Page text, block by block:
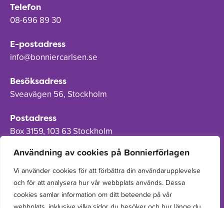
Användning av cookies på Bonnierförlagen
Vi använder cookies för att förbättra din användarupplevelse
och för att analysera hur vår webbplats används. Dessa
cookies samlar information om ditt beteende på vår
Telefon
08-696 89 30
E-postadress
info@bonniercarlsen.se
Besöksadress
Sveavägen 56, Stockholm
Postadress
Box 3159, 103 63 Stockholm
Om Bonnierförlagen
Cookies